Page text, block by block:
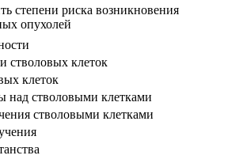
степени риска возникновения
опухолей
стволовых клеток
клеток
над стволовыми клетками
стволовыми клетками